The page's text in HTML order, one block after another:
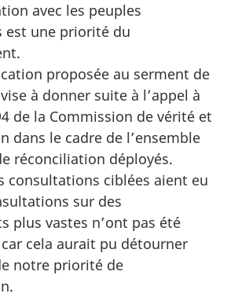
avec les peuples
est une priorité du
proposée au serment de
à donner suite à l’appel à
de la Commission de vérité et
dans le cadre de l’ensemble
réconciliation déployés.
consultations ciblées aient eu
sur des
plus vastes n’ont pas été
cela aurait pu détourner
notre priorité de